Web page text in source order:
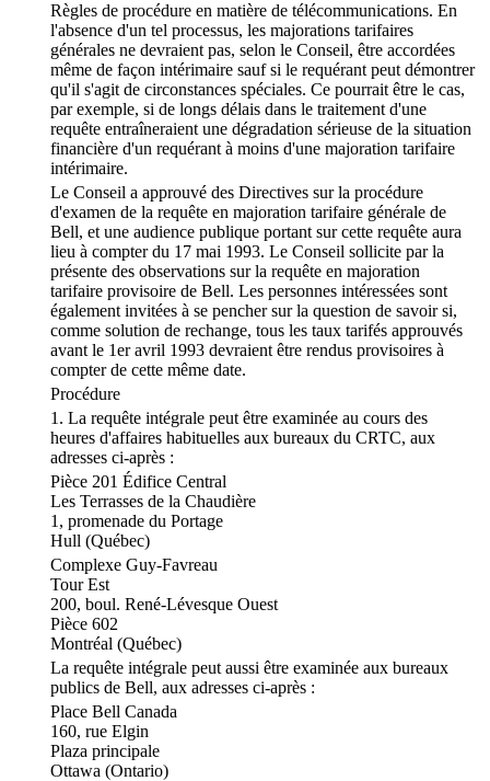
Règles de procédure en matière de télécommunications. En
l'absence d'un tel processus, les majorations tarifaires
générales ne devraient pas, selon le Conseil, être accordées
même de façon intérimaire sauf si le requérant peut démontrer
qu'il s'agit de circonstances spéciales. Ce pourrait être le cas,
par exemple, si de longs délais dans le traitement d'une
requête entraîneraient une dégradation sérieuse de la situation
financière d'un requérant à moins d'une majoration tarifaire
intérimaire.
Le Conseil a approuvé des Directives sur la procédure
d'examen de la requête en majoration tarifaire générale de
Bell, et une audience publique portant sur cette requête aura
lieu à compter du 17 mai 1993. Le Conseil sollicite par la
présente des observations sur la requête en majoration
tarifaire provisoire de Bell. Les personnes intéressées sont
également invitées à se pencher sur la question de savoir si,
comme solution de rechange, tous les taux tarifés approuvés
avant le 1er avril 1993 devraient être rendus provisoires à
compter de cette même date.
Procédure
1. La requête intégrale peut être examinée au cours des
heures d'affaires habituelles aux bureaux du CRTC, aux
adresses ci-après :
Pièce 201 Édifice Central
Les Terrasses de la Chaudière
1, promenade du Portage
Hull (Québec)
Complexe Guy-Favreau
Tour Est
200, boul. René-Lévesque Ouest
Pièce 602
Montréal (Québec)
La requête intégrale peut aussi être examinée aux bureaux
publics de Bell, aux adresses ci-après :
Place Bell Canada
160, rue Elgin
Plaza principale
Ottawa (Ontario)